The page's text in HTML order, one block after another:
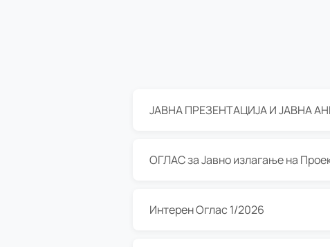
Интерен Оглас 1/2026